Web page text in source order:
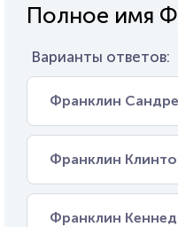
Полное имя
Варианты ответов:
Франклин
Франклин
Франклин